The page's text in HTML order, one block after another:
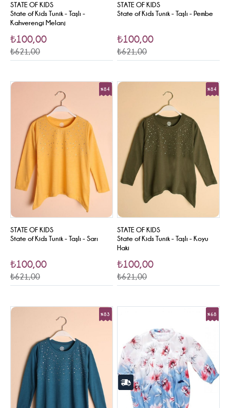
STATE OF KIDS
State of Kids Tunik - Taşlı -
Kahverengi Melanj
₺100,00
₺621,00
STATE OF KIDS
State of Kids Tunik - Taşlı - Pembe
₺100,00
₺621,00
STATE OF KIDS
State of Kids Tunik - Taşlı - Sarı
₺100,00
₺621,00
%84
STATE OF KIDS
State of Kids Tunik - Taşlı - Koyu
Haki
₺100,00
₺621,00
%84
%83 %68